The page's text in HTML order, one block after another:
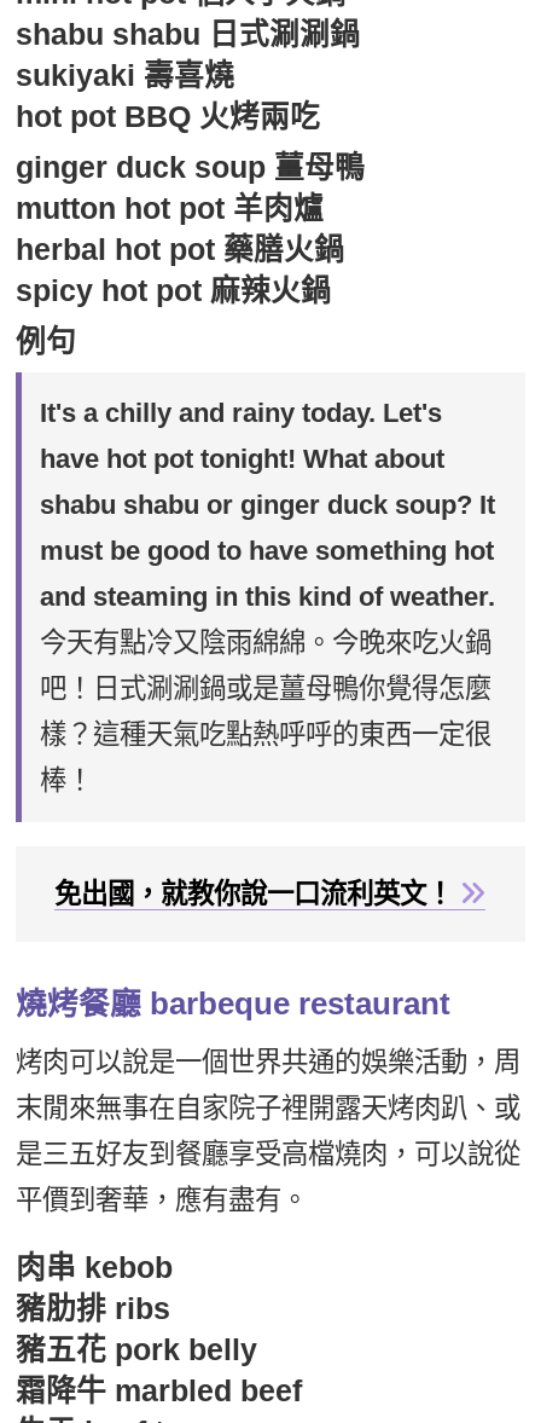
shabu shabu 日式涮涮鍋
sukiyaki 壽喜燒
hot pot BBQ 火烤兩吃
ginger duck soup 薑母鴨
mutton hot pot 羊肉爐
herbal hot pot 藥膳火鍋
spicy hot pot 麻辣火鍋
例句
It's a chilly and rainy today. Let's
have hot pot tonight! What about
shabu shabu or ginger duck soup? It
must be good to have something hot
and steaming in this kind of weather.
今天有點冷又陰雨綿綿。今晚來吃火鍋
吧！日式涮涮鍋或是薑母鴨你覺得怎麼
樣？這種天氣吃點熱呼呼的東西一定很
棒！
免出國，就教你說一口流利英文！
燒烤餐廳 barbeque restaurant
烤肉可以說是一個世界共通的娛樂活動，周
末閒來無事在自家院子裡開露天烤肉趴、或
是三五好友到餐廳享受高檔燒肉，可以說從
平價到奢華，應有盡有。
肉串 kebob
豬肋排 ribs
豬五花 pork belly
霜降牛 marbled beef